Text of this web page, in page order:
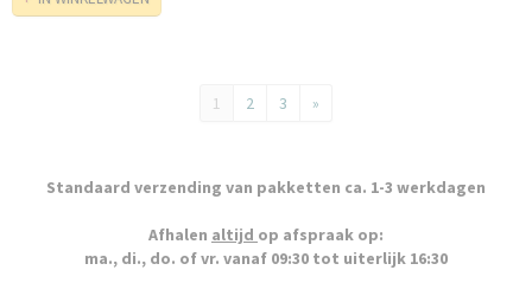
1 2 3 »
Standaard verzending van pakketten ca. 1-3 werkdagen
Afhalen altijd op afspraak op:
ma., di., do. of vr. vanaf 09:30 tot uiterlijk 16:30